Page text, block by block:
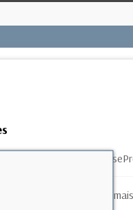
passer commande sur
commande sur votre site